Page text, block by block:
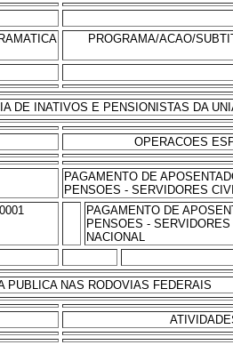
PROGRAMA/ACAO/
DE INATIVOS E PENSIONISTAS DA
OPERACOES
PAGAMENTO DE
PENSOES - SERVIDORES
PAGAMENTO DE
PENSOES -
NACIONAL
PUBLICA NAS RODOVIAS FEDERAIS